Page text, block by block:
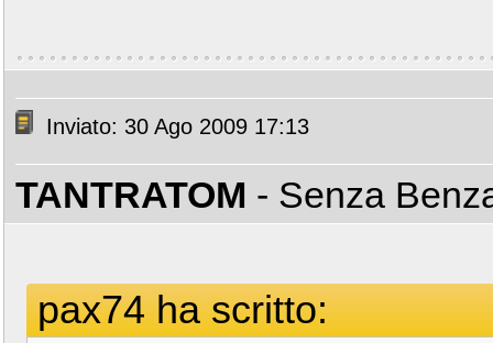
Inviato: 30 Ago 2009 17:13
TANTRATOM - Senza
pax74 ha scritto: